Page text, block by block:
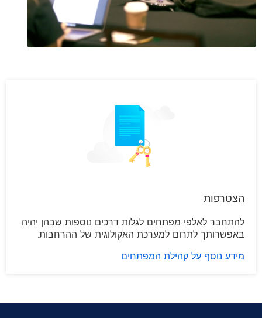
הצטרפות
להתחבר לאלפי מפתחים לגלות דרכים נוספות שבהן יהיה
באפשרותך לתרום למערכת האקולוגית של ההרחבות.
מידע נוסף על קהילת המפתחים